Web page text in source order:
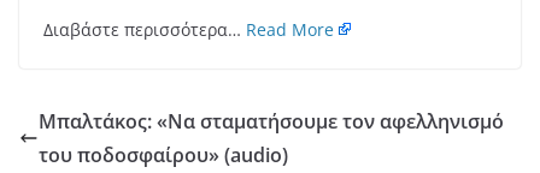
Διαβάστε περισσότερα… Read More
Μπαλτάκος: «Nα σταματήσουμε τον αφελληνισμό
του ποδοσφαίρου» (audio)